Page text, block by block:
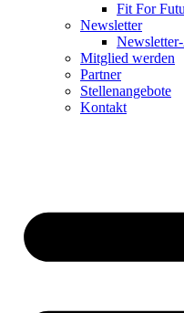
Fit For
Newsletter
Mitglied werden
Partner
Stellenangebote
Kontakt